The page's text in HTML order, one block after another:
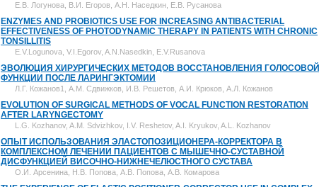
Е.В. Логунова, В.И. Егоров, А.Н. Наседкин, Е.В. Русанова
ENZYMES AND PROBIOTICS USE FOR INCREASING ANTIBACTERIAL
EFFECTIVENESS OF PHOTODYNAMIC THERAPY IN PATIENTS WITH CHRONIC
TONSILLITIS
E.V.Logunova, V.I.Egorov, A.N.Nasedkin, E.V.Rusanova
ЭВОЛЮЦИЯ ХИРУРГИЧЕСКИХ МЕТОДОВ ВОССТАНОВЛЕНИЯ ГОЛОСОВОЙ
ФУНКЦИИ ПОСЛЕ ЛАРИНГЭКТОМИИ
Л.Г. Кожанов1, А.М. Сдвижков, И.В. Решетов, А.И. Крюков, А.Л. Кожанов
EVOLUTION OF SURGICAL METHODS OF VOCAL FUNCTION RESTORATION
AFTER LARYNGECTOMY
L.G. Kozhanov, A.M. Sdvizhkov, I.V. Reshetov, A.I. Kryukov, A.L. Kozhanov
ОПЫТ ИСПОЛЬЗОВАНИЯ ЭЛАСТОПОЗИЦИОНЕРА-КОРРЕКТОРА В
КОМПЛЕКСНОМ ЛЕЧЕНИИ ПАЦИЕНТОВ С МЫШЕЧНО-СУСТАВНОЙ
ДИСФУНКЦИЕЙ ВИСОЧНО-НИЖНЕЧЕЛЮСТНОГО СУСТАВА
О.И. Арсенина, Н.В. Попова, А.В. Попова, А.В. Комарова